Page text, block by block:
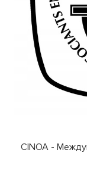
CINOA -